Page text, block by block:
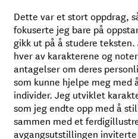
Dette var et stort oppdrag,
fokuserte jeg bare på
gikk ut på å studere
hver av karakterene og
antagelser om deres
som kunne hjelpe meg med
individer. Jeg utviklet
som jeg endte opp med å
sammen med et
avgangsutstillingen